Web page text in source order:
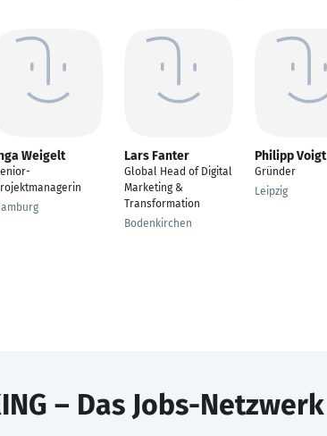
Weigelt Lars Fanter
Global Head of Digital
Marketing &
Transformation
Bodenkirchen
Philipp Voigt
Gründer
Leipzig
– Das Jobs-Netzwerk